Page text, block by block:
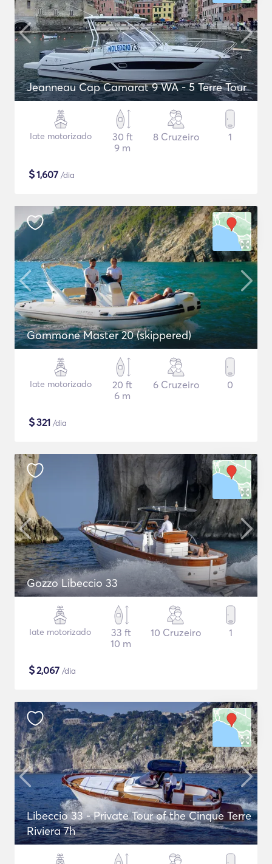
Jeanneau Cap Camarat 9 WA - 5 Terre Tour
Iate motorizado
30 ft
9 m
8 Cruzeiro 1
$1,607 /dia
Gommone Master 20 (skippered)
Iate motorizado
20 ft
6 m
6 Cruzeiro 0
$321 /dia
Gozzo Libeccio 33
Iate motorizado
33 ft
10 m
10 Cruzeiro 1
$2,067 /dia
Libeccio 33 - Private Tour of the Cinque Terre
Riviera 7h